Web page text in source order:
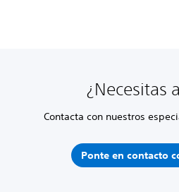
¿Necesitas
Contacta con nuestros
Ponte en contacto